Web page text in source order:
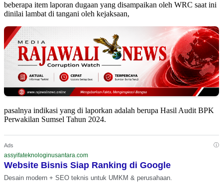
beberapa item laporan dugaan yang disampaikan oleh WRC saat ini
dinilai lambat di tangani oleh kejaksaan,
pasalnya indikasi yang di laporkan adalah berupa Hasil Audit BPK
Perwakilan Sumsel Tahun 2024.
Ads ⓘ
assyifateknologinusantara.com
Website Bisnis Siap Ranking di Google
Desain modern + SEO teknis untuk UMKM & perusahaan.